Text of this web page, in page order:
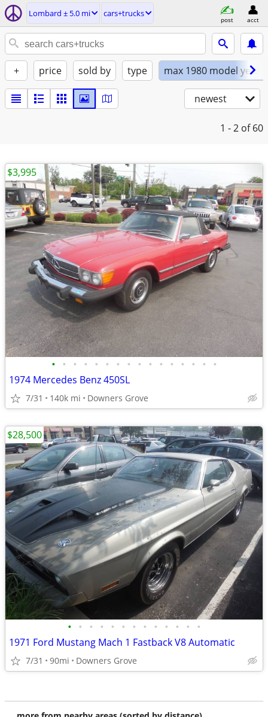
Lombard ± 5.0 mi cars+trucks
post acct
+ price sold by type max 1980 model year
newest
1 - 2 of 60
• • • • • • • • • • • • • • • •
1974 Mercedes Benz 450SL
7/31 140k mi Downers Grove
$3,995
• • • • • • • • • • • • •
1971 Ford Mustang Mach 1 Fastback V8 Automatic
7/31 90mi Downers Grove
$28,500